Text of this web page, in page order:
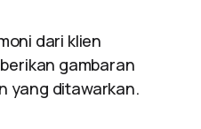
dari klien
gambaran
yang ditawarkan.